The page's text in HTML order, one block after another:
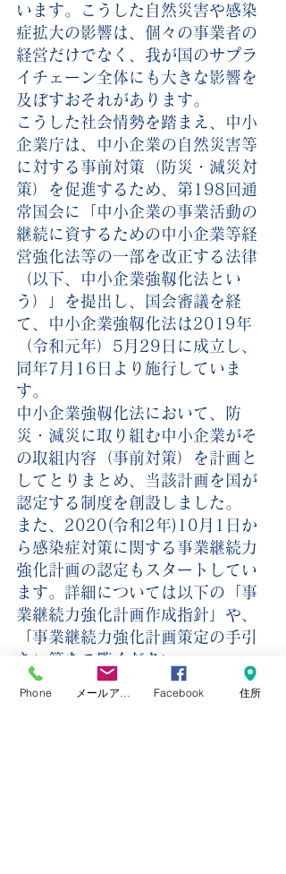
います。こうした自然災害や感染
症拡大の影響は、個々の事業者の
経営だけでなく、我が国のサプラ
イチェーン全体にも大きな影響を
及ぼすおそれがあります。
こうした社会情勢を踏まえ、中小
企業庁は、中小企業の自然災害等
に対する事前対策（防災・減災対
策）を促進するため、第198回通
常国会に「中小企業の事業活動の
継続に資するための中小企業等経
営強化法等の一部を改正する法律
（以下、中小企業強靱化法とい
う）」を提出し、国会審議を経
て、中小企業強靱化法は2019年
（令和元年）5月29日に成立し、
同年7月16日より施行していま
す。
中小企業強靱化法において、防
災・減災に取り組む中小企業がそ
の取組内容（事前対策）を計画と
してとりまとめ、当該計画を国が
認定する制度を創設しました。
また、2020(令和2年)10月1日か
ら感染症対策に関する事業継続力
強化計画の認定もスタートしてい
ます。詳細については以下の「事
業継続力強化計画作成指針」や、
「事業継続力強化計画策定の手引
き」等をご覧ください。
Phone Facebook 住所